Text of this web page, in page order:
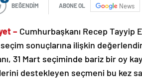
BEĞENDİM ABONE OL News
– Cumhurbaşkanı Recep Tayyip
seçim sonuçlarına ilişkin
31 Mart seçiminde bariz bir oy
destekleyen seçmeni bu kez